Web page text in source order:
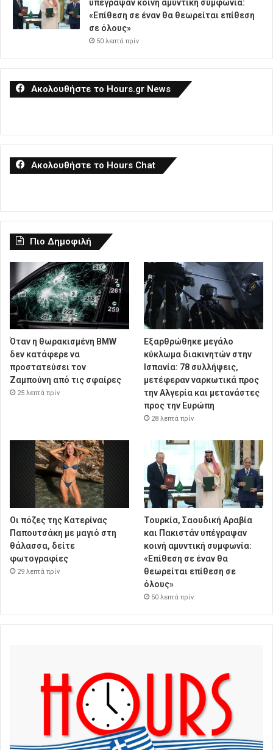
υπέγραψαν κοινή αμυντική συμφωνία:
«Επίθεση σε έναν θα θεωρείται επίθεση
σε όλους»
50 λεπτά πρίν
Ακολουθήστε το Hours.gr News
Ακολουθήστε το Hours Chat
Πιο Δημοφιλή
Όταν η θωρακισμένη BMW
δεν κατάφερε να
προστατεύσει τον
Ζαμπούνη από τις σφαίρες
25 λεπτά πρίν
Εξαρθρώθηκε μεγάλο
κύκλωμα διακινητών στην
Ισπανία: 78 συλλήψεις,
μετέφεραν ναρκωτικά προς
την Αλγερία και μετανάστες
προς την Ευρώπη
28 λεπτά πρίν
Οι πόζες της Κατερίνας
Παπουτσάκη με μαγιό στη
θάλασσα, δείτε
φωτογραφίες
29 λεπτά πρίν
Τουρκία, Σαουδική Αραβία
και Πακιστάν υπέγραψαν
κοινή αμυντική συμφωνία:
«Επίθεση σε έναν θα
θεωρείται επίθεση σε
όλους»
50 λεπτά πρίν